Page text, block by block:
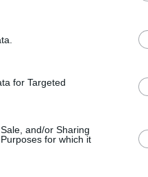
for Targeted
and/or Sharing
for which it
Syria threatened to cut
Russian allies